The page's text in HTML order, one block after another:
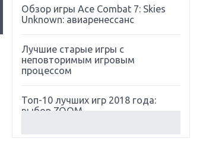
Обзор игры Ace Combat 7: Skies
Unknown: авиаренессанс
Лучшие старые игры с
неповторимым игровым
процессом
Топ-10 лучших игр 2018 года:
выбор ZOOM